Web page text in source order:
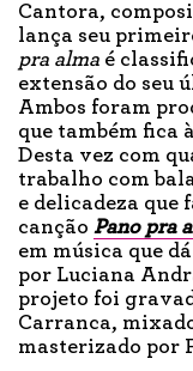
Cantora,
lança seu
pra alma é
extensão do seu
Ambos foram
que também fica
Desta vez com
trabalho com
e delicadeza que
canção Pano pra
em música que
por Luciana
projeto foi
Carranca,
masterizado por